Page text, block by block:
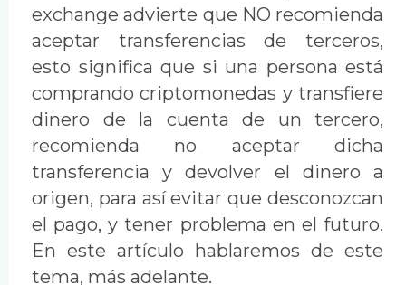
exchange advierte que NO recomienda
aceptar transferencias de terceros,
esto significa que si una persona está
comprando criptomonedas y transfiere
dinero de la cuenta de un tercero,
recomienda no aceptar dicha
transferencia y devolver el dinero a
origen, para así evitar que desconozcan
el pago, y tener problema en el futuro.
En este artículo hablaremos de este
tema, más adelante.